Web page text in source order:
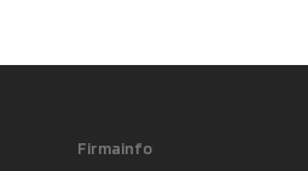
Firmainfo